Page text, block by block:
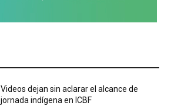
Videos dejan sin aclarar el alcance de
jornada indígena en ICBF